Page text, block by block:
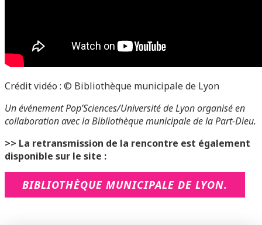
Crédit vidéo : © Bibliothèque municipale de Lyon
Un événement Pop’Sciences/Université de Lyon organisé en
collaboration avec la Bibliothèque municipale de la Part-Dieu.
>> La retransmission de la rencontre est également
disponible sur le site :
BIBLIOTHÈQUE MUNICIPALE DE LYON.